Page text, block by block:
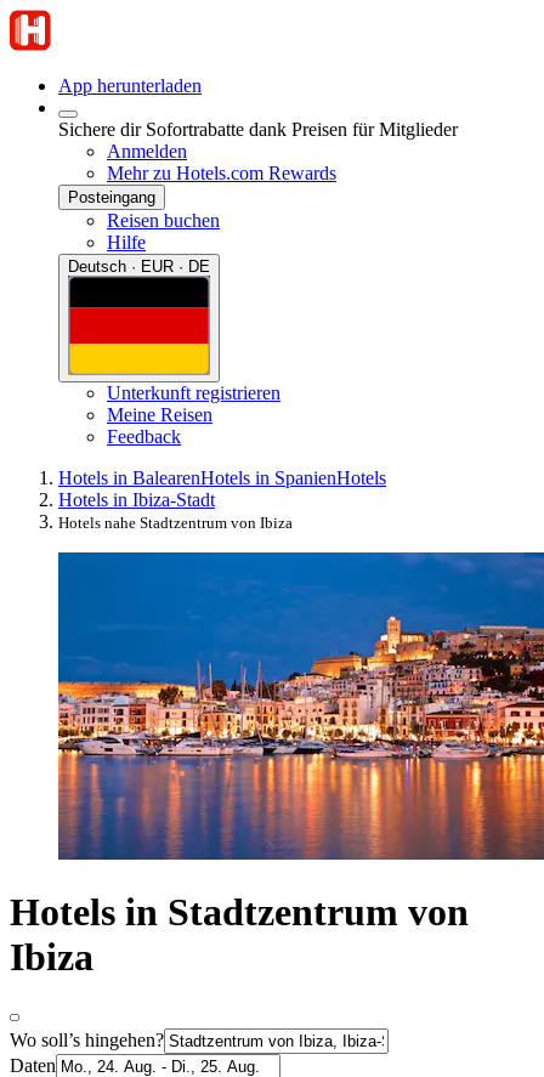
App herunterladen
Sichere dir Sofortrabatte dank Preisen für Mitglieder
Anmelden
Mehr zu Hotels.com Rewards
Posteingang
Reisen buchen
Hilfe
Deutsch · EUR · DE
Unterkunft registrieren
Meine Reisen
Feedback
Hotels in BalearenHotels in SpanienHotels
Hotels in Ibiza-Stadt
Hotels nahe Stadtzentrum von Ibiza
Hotels in Stadtzentrum von
Ibiza
Wo soll’s hingehen?
Daten